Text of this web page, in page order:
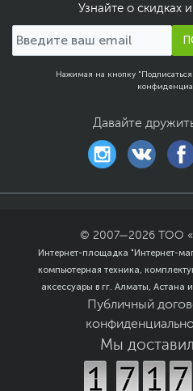
Узнайте о скидках
Нажимая на кнопку
Давайте
© 2007—2026 ТОО
Интернет-площадка "Интернет-
компьютерная техника,
аксессуары в гг. Алматы, Астана
Публичный
Мы